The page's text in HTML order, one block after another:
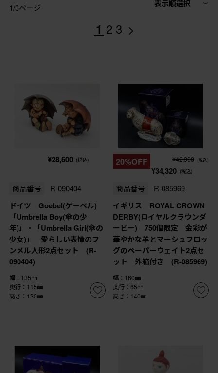
1/3ページ 表示順選択
1 2 3 >
¥28,600 (税込)
商品番号 R-090404
ドイツ Goebel(ゲーベル)
「Umbrella Boy(傘の少
年)」・「Umbrella Girl(傘の
少女)」 愛らしい表情のフ
ンメル人形2点セット (R-
090404)
幅：135㎜
奥行：115㎜
高さ：130㎜
20%OFF ¥42,900 (税込)
¥34,320 (税込)
商品番号 R-085969
イギリス ROYAL CROWN
DERBY(ロイヤルクラウンダ
ービー) 750個限定 金彩が
華やかな羊とマーシュフロッ
グのペーパーウェイト2点セ
ット 外箱付き (R-085969)
幅：160㎜
奥行：65㎜
高さ：140㎜